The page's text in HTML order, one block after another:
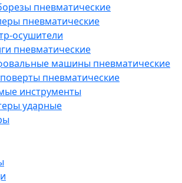
пневматические
пневматические
осушители
пневматические
машины пневматические
пневматические
инструменты
ударные